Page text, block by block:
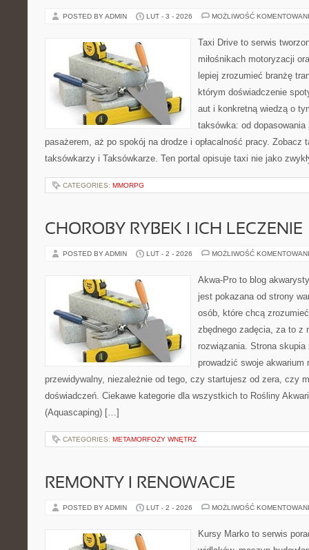
POSTED BY ADMIN LUT - 3 - 2026 MOŻLIWOŚĆ
Taxi Drive to serwis
miłośnikach motoryzacji
lepiej zrozumieć branżę
którym doświadczenie
aut i konkretną wiedzą o
taksówka: od
pasażerem, aż po spokój na drodze i opłacalność pracy. Zobacz
taksówkarzy i Taksówkarze. Ten portal opisuje taxi nie jako
CATEGORIES: MMORPG
CHOROBY RYBEK I ICH LECZENIE
POSTED BY ADMIN LUT - 2 - 2026 MOŻLIWOŚĆ
Akwa-Pro to blog
jest pokazana od strony
osób, które chcą
zbędnego zadęcia, za to z
rozwiązania. Strona
prowadzić swoje akwarium
przewidywalny, niezależnie od tego, czy startujesz od zera, czy
doświadczeń. Ciekawe kategorie dla wszystkich to Rośliny
(Aquascaping) […]
CATEGORIES: METAMORFOZY WNĘTRZ
REMONTY I RENOWACJE
POSTED BY ADMIN LUT - 2 - 2026 MOŻLIWOŚĆ
Kursy Marko to serwis